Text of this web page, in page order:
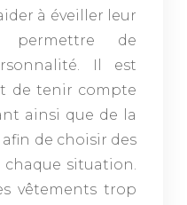
à éveiller leur
de
Il est
de tenir compte
ainsi que de la
de choisir des
situation.
vêtements trop